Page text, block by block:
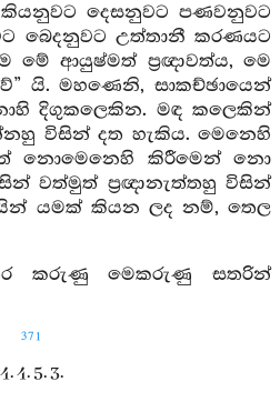
දෙසනුවට පණවනුවට
බෙදනුවට උත්තානී කරණයට
මේ ආයුෂ්මත් ප්‍රඥාවත්ය, මෙ
යි. මහණෙනි, සාකච්ඡායෙන්
දිගුකලෙකින. මඳ කලෙකින්
විසින් දත හැකිය. මෙනෙහි
නොමෙනෙහි කිරීමෙන් නො
වත්මුත් ප්‍රඥානැත්තහු විසින්
යමක් කියන ලද නම්, තෙල
කරුණු මෙකරුණු සතරින්
371
4. 4. 5. 3.